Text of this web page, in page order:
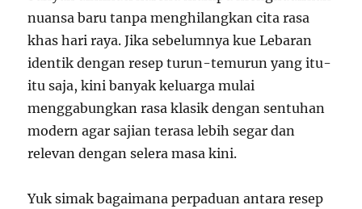
nuansa baru tanpa menghilangkan cita rasa
khas hari raya. Jika sebelumnya kue Lebaran
identik dengan resep turun-temurun yang itu-
itu saja, kini banyak keluarga mulai
menggabungkan rasa klasik dengan sentuhan
modern agar sajian terasa lebih segar dan
relevan dengan selera masa kini.
Yuk simak bagaimana perpaduan antara resep